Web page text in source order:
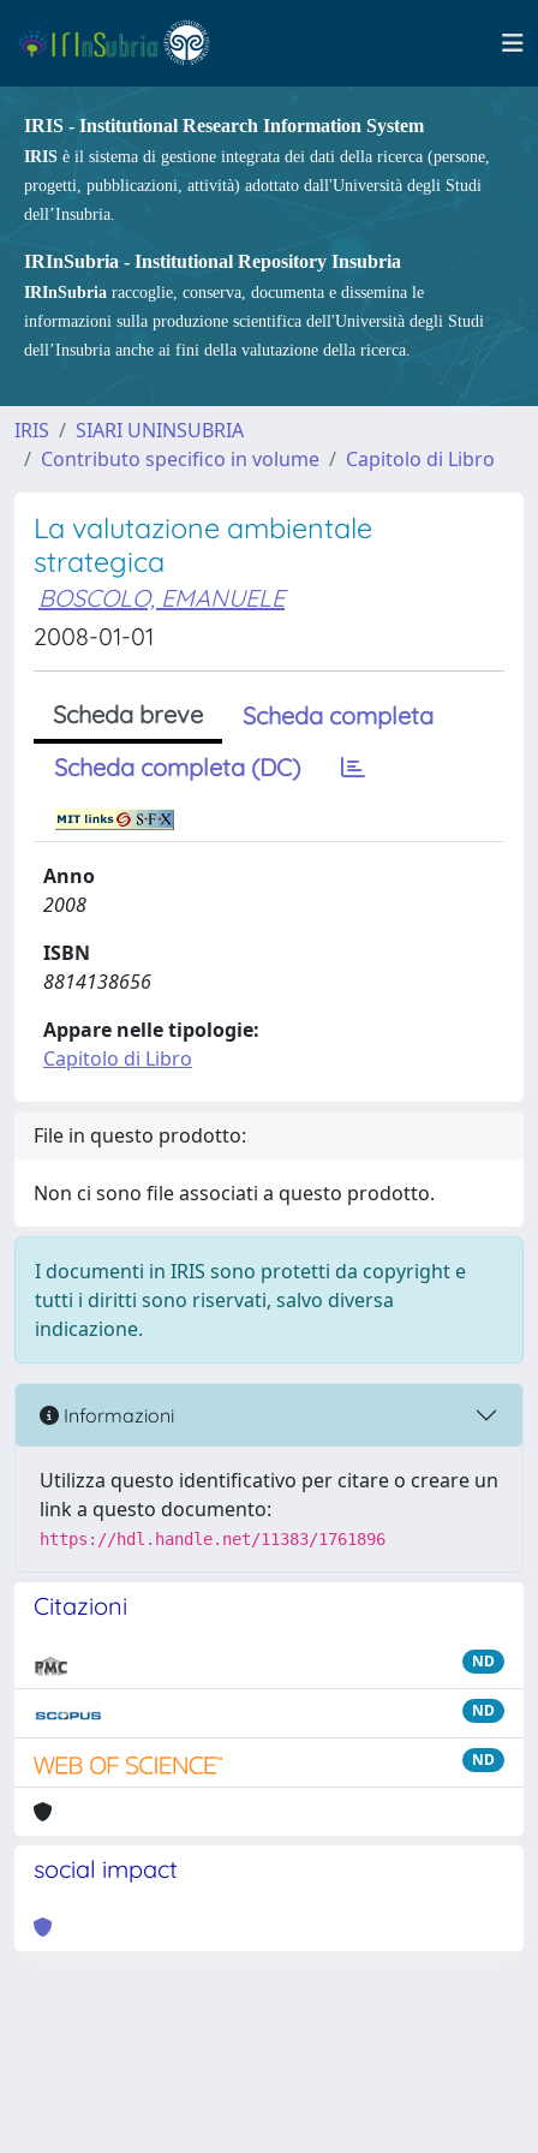
IRIS - Institutional Research Information System
IRIS è il sistema di gestione integrata dei dati della ricerca (persone,
progetti, pubblicazioni, attività) adottato dall'Università degli Studi
dell’Insubria.
IRInSubria - Institutional Repository Insubria
IRInSubria raccoglie, conserva, documenta e dissemina le
informazioni sulla produzione scientifica dell'Università degli Studi
dell’Insubria anche ai fini della valutazione della ricerca.
IRIS
SIARI UNINSUBRIA
Contributo specifico in volume
Capitolo di Libro
La valutazione ambientale
strategica
BOSCOLO, EMANUELE
2008-01-01
Scheda breve
Scheda completa
Scheda completa (DC)
Anno
2008
ISBN
8814138656
Appare nelle tipologie:
Capitolo di Libro
File in questo prodotto:
Non ci sono file associati a questo prodotto.
I documenti in IRIS sono protetti da copyright e
tutti i diritti sono riservati, salvo diversa
indicazione.
Informazioni
Utilizza questo identificativo per citare o creare un
link a questo documento:
https://hdl.handle.net/11383/1761896
Citazioni
ND
ND
ND
social impact